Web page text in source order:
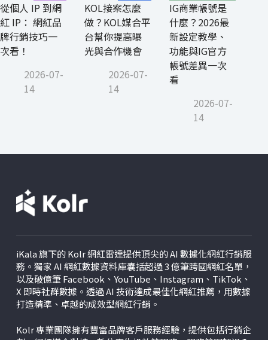
從個人 IP 到網
紅 IP： 網紅品
牌行銷技巧一
次看！
2026-07-
14
KOL接案怎麼
做？KOL媒合平
台幫你提高曝
光與合作機會
2026-07-
14
IG商業帳號是
什麼？2026最
新設定教學、
功能與IG官方
帳號差異一次
看
2026-07-
14
iKala 旗下的 Kolr 網紅雷達提供頂尖的 AI 數據化網紅行銷服
務。獨家 AI 網紅數據資料庫囊括超過 3 億筆跨國網紅名單，
以及破億筆 Facebook、YouTube、Instagram、TikTok、
X 即時社群數據。透過 AI 技術達成最佳化網紅推薦，用數據
打造精準、卓越的成效型網紅行銷。
Kolr 專業團隊擁有豐富品牌客戶服務經驗，提供包括行銷企